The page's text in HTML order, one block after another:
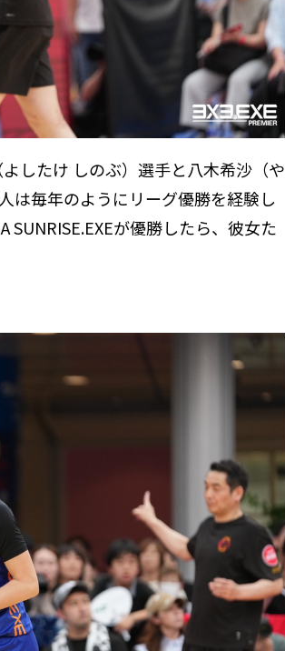
したけ しのぶ）選手と八木希沙（や
は毎年のようにリーグ優勝を経験し
SUNRISE.EXEが優勝したら、彼女た